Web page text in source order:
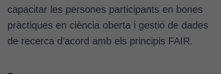
capacitar les persones participants en bones
pràctiques en ciència oberta i gestió de dades
de recerca d’acord amb els principis FAIR.